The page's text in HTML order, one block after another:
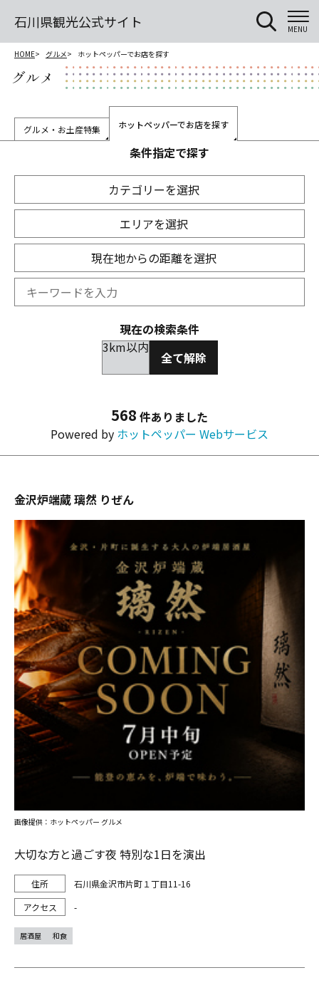
石川県観光公式サイト MENU
HOME グルメ ホットペッパーでお店を探す
グルメ
グルメ・お土産特集 ホットペッパーでお店を探す
条件指定で探す
カテゴリーを選択
エリアを選択
現在地からの距離を選択
現在の検索条件
3km以内
全て解除
568 件ありました
Powered by ホットペッパー Webサービス
金沢炉端蔵 璃然 りぜん
大切な方と過ごす夜 特別な1日を演出
石川県金沢市片町１丁目11-16
-
画像提供：ホットペッパー グルメ
居酒屋 和食